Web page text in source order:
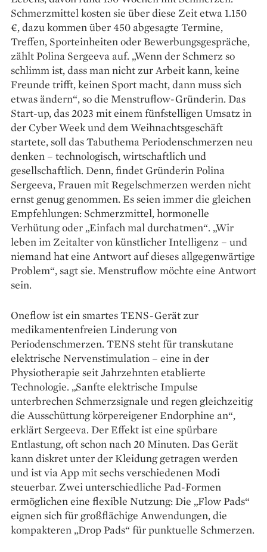
Schmerzmittel kosten sie über diese Zeit etwa 1.150
€, dazu kommen über 450 abgesagte Termine,
Treffen, Sporteinheiten oder Bewerbungsgespräche,
zählt Polina Sergeeva auf. „Wenn der Schmerz so
schlimm ist, dass man nicht zur Arbeit kann, keine
Freunde trifft, keinen Sport macht, dann muss sich
etwas ändern“, so die Menstruflow-Gründerin. Das
Start-up, das 2023 mit einem fünfstelligen Umsatz in
der Cyber Week und dem Weihnachtsgeschäft
startete, soll das Tabuthema Periodenschmerzen neu
denken – technologisch, wirtschaftlich und
gesellschaftlich. Denn, findet Gründerin Polina
Sergeeva, Frauen mit Regelschmerzen werden nicht
ernst genug genommen. Es seien immer die gleichen
Empfehlungen: Schmerzmittel, hormonelle
Verhütung oder „Einfach mal durchatmen“. „Wir
leben im Zeitalter von künstlicher Intelligenz – und
niemand hat eine Antwort auf dieses allgegenwärtige
Problem“, sagt sie. Menstruflow möchte eine Antwort
sein.
Oneflow ist ein smartes TENS-Gerät zur
medikamentenfreien Linderung von
Periodenschmerzen. TENS steht für transkutane
elektrische Nervenstimulation – eine in der
Physiotherapie seit Jahrzehnten etablierte
Technologie. „Sanfte elektrische Impulse
unterbrechen Schmerzsignale und regen gleichzeitig
die Ausschüttung körpereigener Endorphine an“,
erklärt Sergeeva. Der Effekt ist eine spürbare
Entlastung, oft schon nach 20 Minuten. Das Gerät
kann diskret unter der Kleidung getragen werden
und ist via App mit sechs verschiedenen Modi
steuerbar. Zwei unterschiedliche Pad-Formen
ermöglichen eine flexible Nutzung: Die „Flow Pads“
eignen sich für großflächige Anwendungen, die
kompakteren „Drop Pads“ für punktuelle Schmerzen.